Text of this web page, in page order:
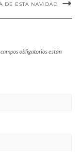
DE ESTA NAVIDAD
obligatorios están